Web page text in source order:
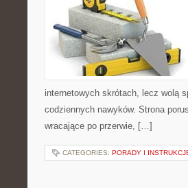
internetowych skrótach, lecz wolą
codziennych nawyków. Strona
wracające po przerwie, […]
CATEGORIES: PORADY I